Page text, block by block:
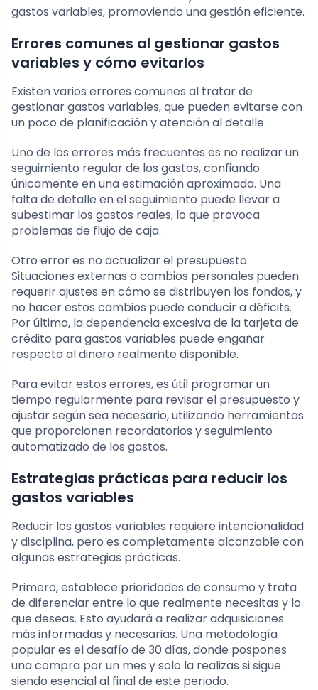
gastos variables, promoviendo una gestión eficiente.
Errores comunes al gestionar gastos
variables y cómo evitarlos
Existen varios errores comunes al tratar de
gestionar gastos variables, que pueden evitarse con
un poco de planificación y atención al detalle.
Uno de los errores más frecuentes es no realizar un
seguimiento regular de los gastos, confiando
únicamente en una estimación aproximada. Una
falta de detalle en el seguimiento puede llevar a
subestimar los gastos reales, lo que provoca
problemas de flujo de caja.
Otro error es no actualizar el presupuesto.
Situaciones externas o cambios personales pueden
requerir ajustes en cómo se distribuyen los fondos, y
no hacer estos cambios puede conducir a déficits.
Por último, la dependencia excesiva de la tarjeta de
crédito para gastos variables puede engañar
respecto al dinero realmente disponible.
Para evitar estos errores, es útil programar un
tiempo regularmente para revisar el presupuesto y
ajustar según sea necesario, utilizando herramientas
que proporcionen recordatorios y seguimiento
automatizado de los gastos.
Estrategias prácticas para reducir los
gastos variables
Reducir los gastos variables requiere intencionalidad
y disciplina, pero es completamente alcanzable con
algunas estrategias prácticas.
Primero, establece prioridades de consumo y trata
de diferenciar entre lo que realmente necesitas y lo
que deseas. Esto ayudará a realizar adquisiciones
más informadas y necesarias. Una metodología
popular es el desafío de 30 días, donde pospones
una compra por un mes y solo la realizas si sigue
siendo esencial al final de este periodo.